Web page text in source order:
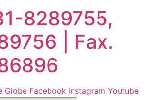
8289755,
| Fax.
Globe Facebook Instagram Youtube